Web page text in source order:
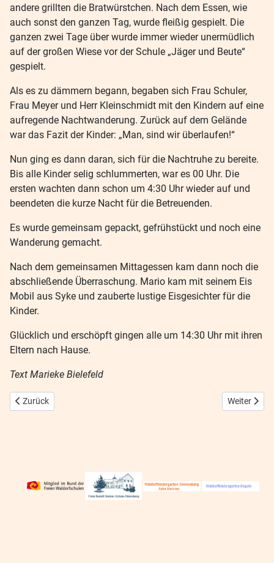
andere grillten die Bratwürstchen. Nach dem Essen, wie
auch sonst den ganzen Tag, wurde fleißig gespielt. Die
ganzen zwei Tage über wurde immer wieder unermüdlich
auf der großen Wiese vor der Schule „Jäger und Beute“
gespielt.
Als es zu dämmern begann, begaben sich Frau Schuler,
Frau Meyer und Herr Kleinschmidt mit den Kindern auf eine
aufregende Nachtwanderung. Zurück auf dem Gelände
war das Fazit der Kinder: „Man, sind wir überlaufen!“
Nun ging es dann daran, sich für die Nachtruhe zu bereite.
Bis alle Kinder selig schlummerten, war es 00 Uhr. Die
ersten wachten dann schon um 4:30 Uhr wieder auf und
beendeten die kurze Nacht für die Betreuenden.
Es wurde gemeinsam gepackt, gefrühstückt und noch eine
Wanderung gemacht.
Nach dem gemeinsamen Mittagessen kam dann noch die
abschließende Überraschung. Mario kam mit seinem Eis
Mobil aus Syke und zauberte lustige Eisgesichter für die
Kinder.
Glücklich und erschöpft gingen alle um 14:30 Uhr mit ihren
Eltern nach Hause.
Text Marieke Bielefeld
Vorheriger Beitrag: Erstklässler willkommen
Zurück Nächster
Weiter